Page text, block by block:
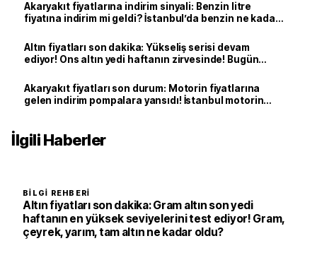
Akaryakıt fiyatlarına indirim sinyali: Benzin litre
fiyatına indirim mi geldi? İstanbul’da benzin ne kadar
Altın fiyatları son dakika: Yükseliş serisi devam
ediyor! Ons altın yedi haftanın zirvesinde! Bugün
Akaryakıt fiyatları son durum: Motorin fiyatlarına
gelen indirim pompalara yansıdı! İstanbul motorin
İlgili Haberler
BILGI REHBERI
Altın fiyatları son dakika: Gram altın son yedi
haftanın en yüksek seviyelerini test ediyor! Gram,
çeyrek, yarım, tam altın ne kadar oldu?